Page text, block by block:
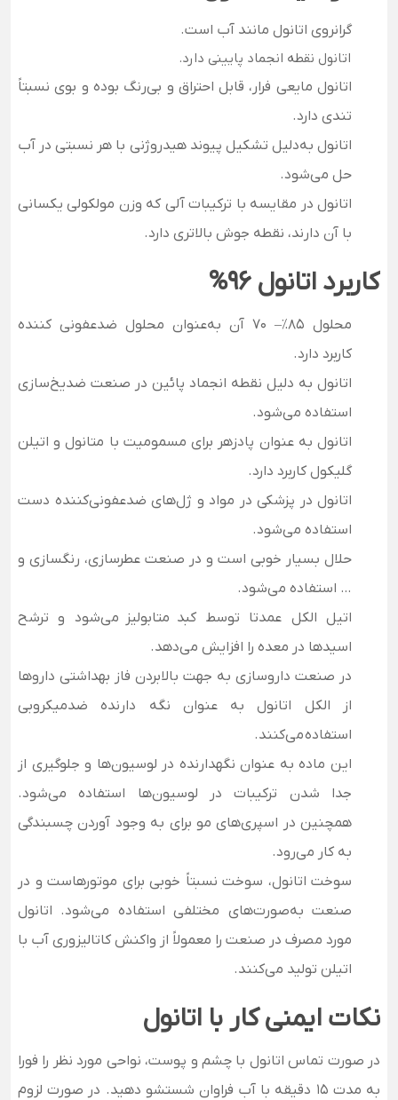
گرانروی اتانول مانند آب است.
اتانول نقطه انجماد پایینی دارد.
اتانول مایعی فرار، قابل احتراق و بی‌رنگ بوده و بوی نسبتاً
تندی دارد.
اتانول به‌دلیل تشکیل پیوند هیدروژنی با هر نسبتی در آب
حل می‌شود.
اتانول در مقایسه با ترکیبات آلی که وزن مولکولی یکسانی
با آن دارند، نقطه جوش بالاتری دارد.
کاربرد اتانول 96%
محلول ۸۵٪– ۷۰ آن به‌عنوان محلول ضدعفونی کننده
کاربرد دارد.
اتانول به دلیل نقطه انجماد پائین در صنعت ضدیخ‌سازی
استفاده می‌شود.
اتانول به عنوان پادزهر برای مسمومیت با متانول و اتیلن
گلیکول کاربرد دارد.
اتانول در پزشکی در مواد و ژل‌های ضدعفونی‌کننده دست
استفاده می‌شود.
حلال بسیار خوبی است و در صنعت عطرسازی، رنگسازی و
… استفاده می‌شود.
اتیل الکل عمدتا توسط کبد متابولیز می‌شود و ترشح
اسیدها در معده را افزایش می‌دهد.
در صنعت داروسازی به جهت بالابردن فاز بهداشتی داروها
از الکل اتانول به عنوان نگه دارنده ضدمیکروبی
استفاده می‌کنند.
این ماده به عنوان نگهدارنده در لوسیون‌ها و جلوگیری از
جدا شدن ترکیبات در لوسیون‌ها استفاده می‌شود.
همچنین در اسپری‌های مو برای به وجود آوردن چسبندگی
به کار می‌رود.
سوخت اتانول، سوخت نسبتاً خوبی برای موتورهاست و در
صنعت به‌صورت‌های مختلفی استفاده می‌شود. اتانول
مورد مصرف در صنعت را معمولاً از واکنش کاتالیزوری آب با
اتیلن تولید می‌کنند.
نکات ایمنی کار با اتانول
در صورت تماس اتانول با چشم و پوست، نواحی مورد نظر را فورا
به مدت ۱۵ دقیقه با آب فراوان شستشو دهید. در صورت لزوم